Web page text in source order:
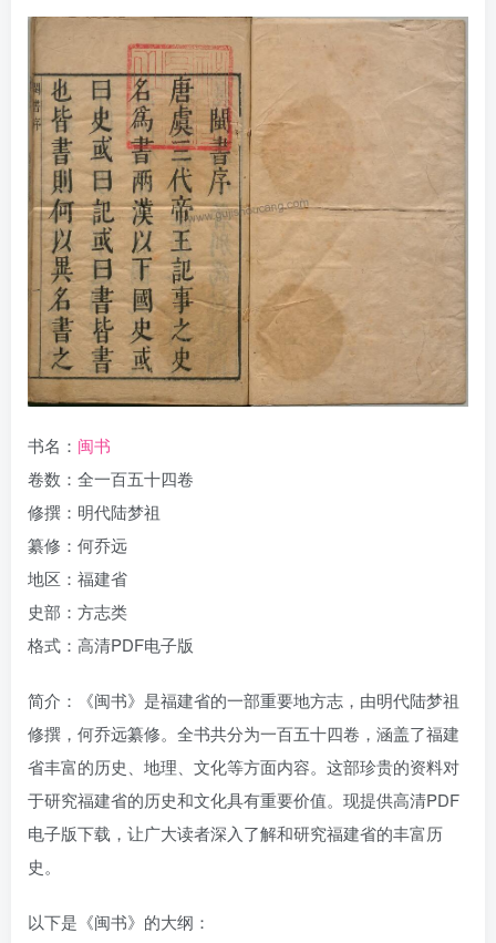
书名： 闽书
卷数：全一百五十四卷
修撰：明代陆梦祖
纂修：何乔远
地区：福建省
史部：方志类
格式：高清PDF电子版
简介：《闽书》是福建省的一部重要地方志，由明代陆梦祖
修撰，何乔远纂修。全书共分为一百五十四卷，涵盖了福建
省丰富的历史、地理、文化等方面内容。这部珍贵的资料对
于研究福建省的历史和文化具有重要价值。现提供高清PDF
电子版下载，让广大读者深入了解和研究福建省的丰富历
史。
以下是《闽书》的大纲：